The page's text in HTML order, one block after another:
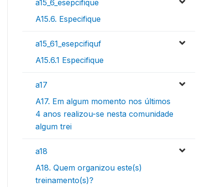
a15_6_esepcifique
A15.6. Especifique
a15_61_esepcifiquf
A15.6.1 Especifique
a17
A17. Em algum momento nos últimos
4 anos realizou-se nesta comunidade
algum trei
a18
A18. Quem organizou este(s)
treinamento(s)?